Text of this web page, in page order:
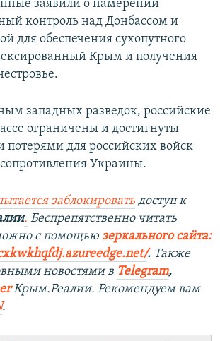
заявили о намерении
контроль над Донбассом и
для обеспечения сухопутного
Крым и получения
западных разведок, российские
ограничены и достигнуты
для российских войск
Украины.
заблокировать доступ к
. Беспрепятственно читать
с помощью зеркального сайта:
. Также
новостями в Telegram,
Крым.Реалии. Рекомендуем вам
.